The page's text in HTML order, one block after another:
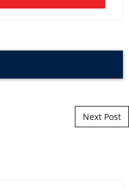
Next Post